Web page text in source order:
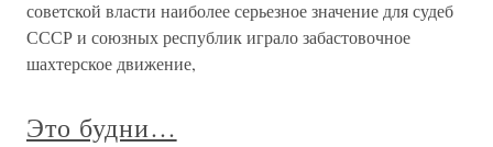
советской власти наиболее серьезное значение для судеб
СССР и союзных республик играло забастовочное
шахтерское движение,
Это будни…